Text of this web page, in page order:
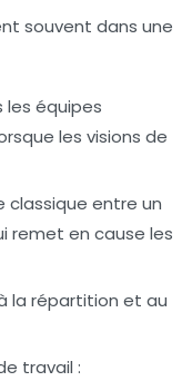
souvent dans une
les équipes
les visions de
classique entre un
remet en cause les
la répartition et au
travail :